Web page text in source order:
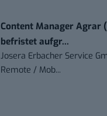
Content Manager Agrar
befristet aufgr...
Josera Erbacher Service
Remote / Mob...